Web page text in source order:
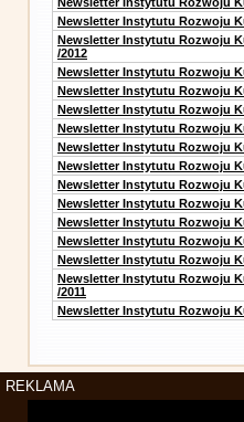
Newsletter Instytutu Rozwoju
Newsletter Instytutu Rozwoju
/2012
Newsletter Instytutu Rozwoju
Newsletter Instytutu Rozwoju
Newsletter Instytutu Rozwoju
Newsletter Instytutu Rozwoju
Newsletter Instytutu Rozwoju
Newsletter Instytutu Rozwoju
Newsletter Instytutu Rozwoju
Newsletter Instytutu Rozwoju
Newsletter Instytutu Rozwoju
Newsletter Instytutu Rozwoju
Newsletter Instytutu Rozwoju
Newsletter Instytutu Rozwoju
/2011
Newsletter Instytutu Rozwoju
REKLAMA